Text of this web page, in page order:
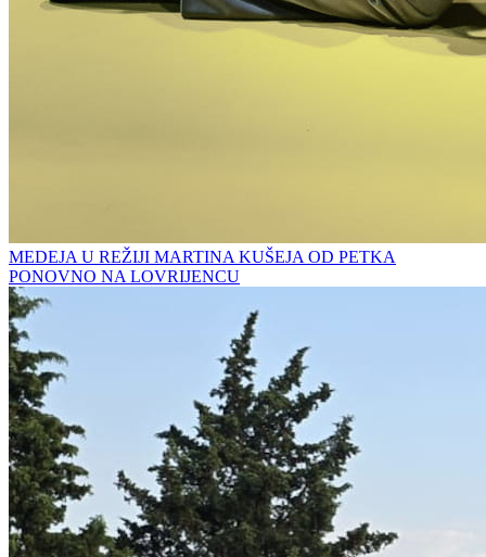
MEDEJA U REŽIJI MARTINA KUŠEJA OD PETKA
PONOVNO NA LOVRIJENCU